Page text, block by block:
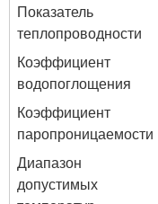
Показатель
теплопроводности
Коэффициент
водопоглощения
Коэффициент
паропроницаемости
Диапазон
допустимых